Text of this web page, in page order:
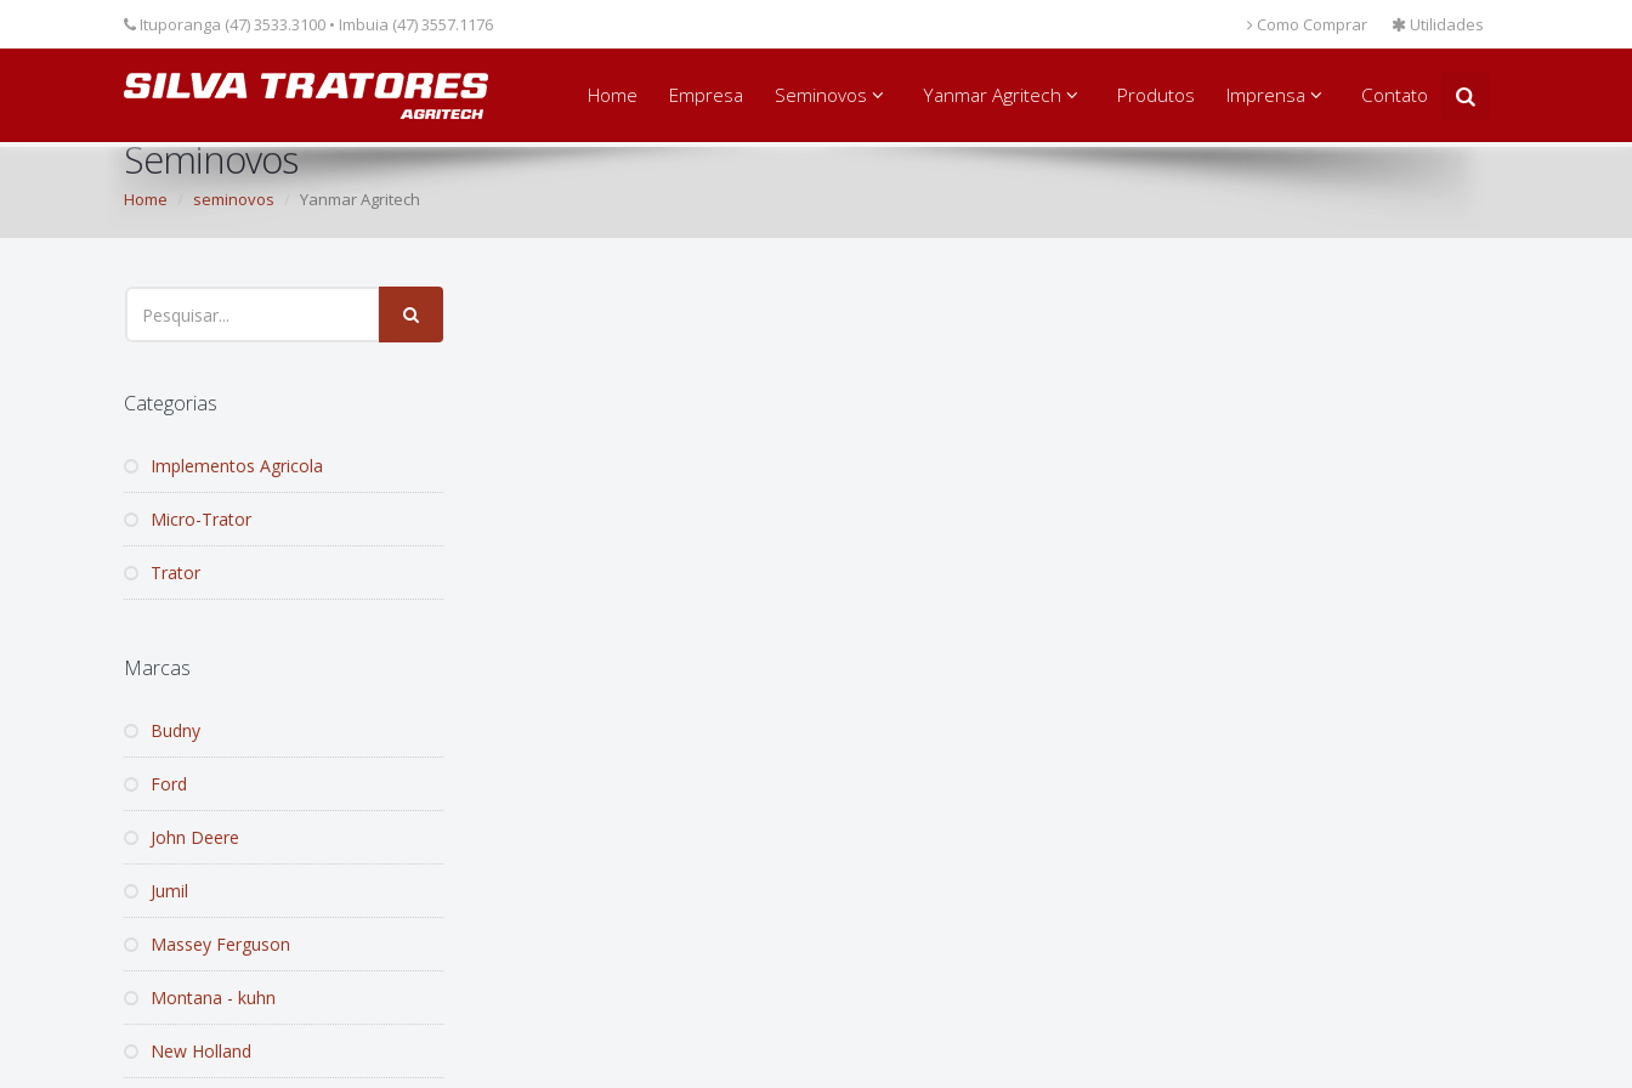
Ituporanga (47) 3533.3100 • Imbuia (47) 3557.1176 Utilidades
Como Comprar
Home Empresa Seminovos Yanmar Agritech Produtos Imprensa Contato
Seminovos
Home seminovos Yanmar Agritech
Categorias
Implementos Agricola
Micro-Trator
Trator
Marcas
Budny
Ford
John Deere
Jumil
Massey Ferguson
Montana - kuhn
New Holland